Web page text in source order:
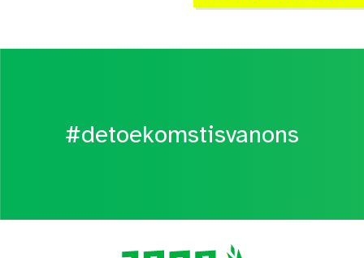
#detoekomstisvanons